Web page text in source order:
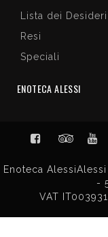
Lista dei Desideri
Resi
Speciali
ENOTECA ALESSI
Enoteca
-
VAT